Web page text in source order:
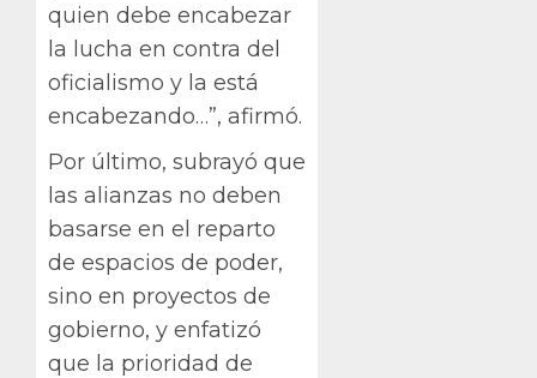
quien debe encabezar
la lucha en contra del
oficialismo y la está
encabezando…”, afirmó.
Por último, subrayó que
las alianzas no deben
basarse en el reparto
de espacios de poder,
sino en proyectos de
gobierno, y enfatizó
que la prioridad de